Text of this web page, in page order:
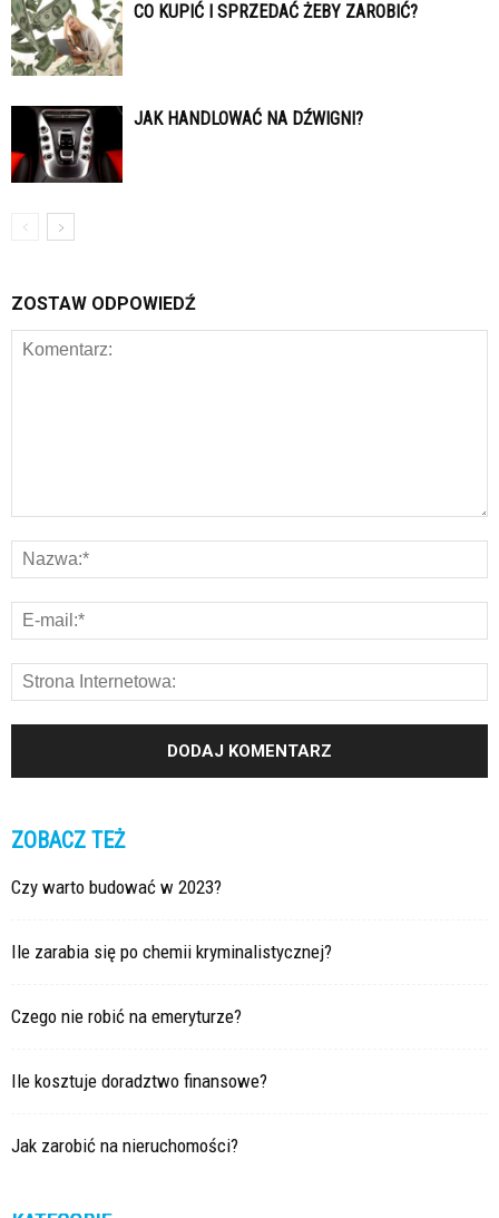
CO KUPIĆ I SPRZEDAĆ ŻEBY ZAROBIĆ?
JAK HANDLOWAĆ NA DŹWIGNI?
ZOSTAW ODPOWIEDŹ
ZOBACZ TEŻ
Czy warto budować w 2023?
Ile zarabia się po chemii kryminalistycznej?
Czego nie robić na emeryturze?
Ile kosztuje doradztwo finansowe?
Jak zarobić na nieruchomości?